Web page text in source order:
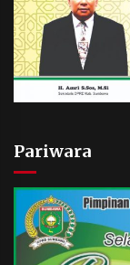
Pariwara